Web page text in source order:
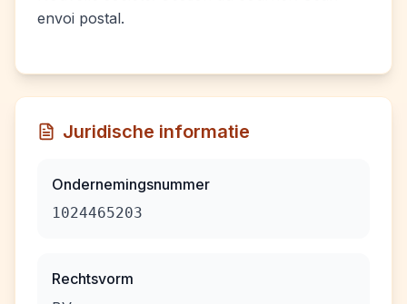
envoi postal.
Juridische informatie
Ondernemingsnummer
1024465203
Rechtsvorm